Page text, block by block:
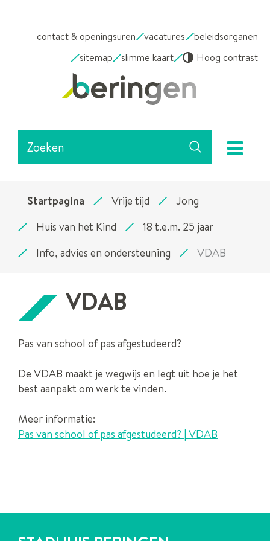
NAAR
contact & openingsuren vacatures
beleidsorganen
sitemap
slimme kaart Hoog contrast
Stad
Beringen
kunnen
we
helpen?
Zoeken
Startpagina Vrije tijd
Jong
Huis van het Kind
18 t.e.m. 25 jaar
Info, advies en ondersteuning
VDAB
VDAB
Pas van school of pas afgestudeerd?
De VDAB maakt je wegwijs en legt uit hoe je het
best aanpakt om werk te vinden.
Meer informatie:
Pas van school of pas afgestudeerd? | VDAB